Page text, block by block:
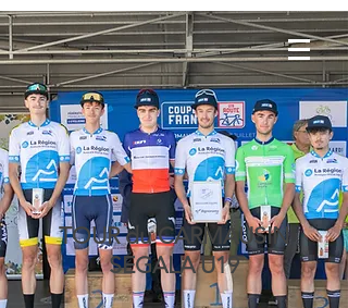
TOUR du CARMAUSIN
SEGALA U19